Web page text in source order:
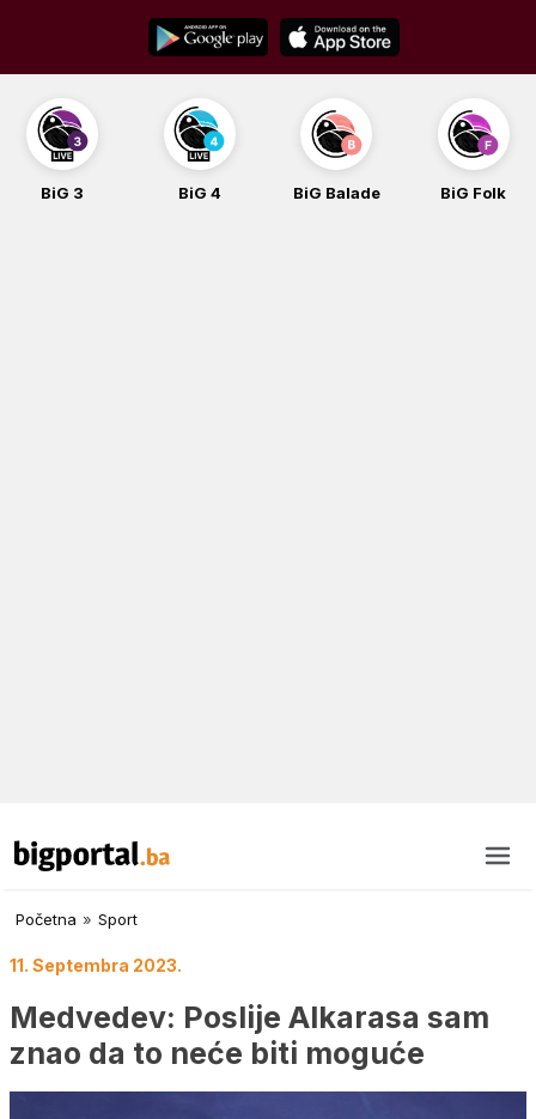
content
BiG 3 BiG 4 BiG Balade BiG Folk
Početna » Sport
11. Septembra 2023.
Medvedev: Poslije Alkarasa sam
znao da to neće biti moguće